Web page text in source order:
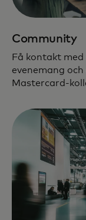
Community
Få kontakt
evenemang
Mastercard-